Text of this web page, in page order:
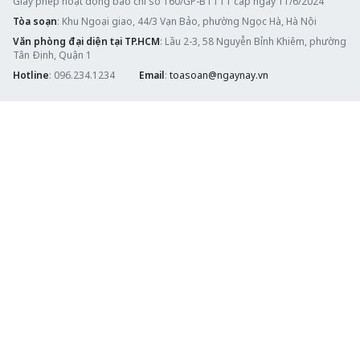
Tòa soạn: Khu Ngoại giao, 44/3 Vạn Bảo, phường Ngọc Hà, Hà Nội
Văn phòng đại diện tại TP.HCM: Lầu 2-3, 58 Nguyễn Bỉnh Khiêm, phường
Tân Định, Quận 1
Hotline: 096.234.1234 Email: toasoan@ngaynay.vn